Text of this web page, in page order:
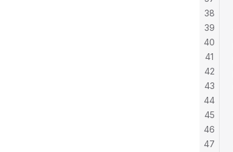
38
39
40
41
42
43
44
45
46
47